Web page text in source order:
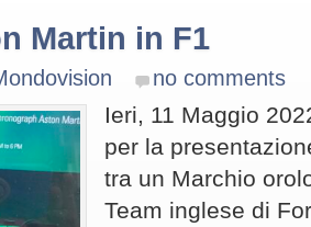
Martin in F1
no comments
Ieri, 11 Maggio
per la
tra un Marchio
Team inglese di